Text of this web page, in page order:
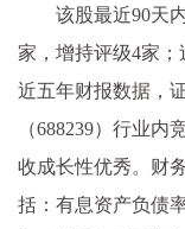
该股最近90天
家，增持评级4家；
近五年财报数据，
（688239）行业
收成长性优秀。财
括：有息资产负债